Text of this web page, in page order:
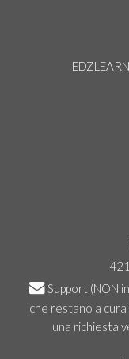
Support (NON
che restano a
una richiesta